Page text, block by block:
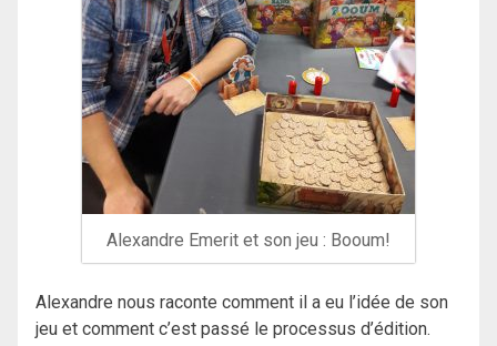
Alexandre Emerit et son jeu : Booum!
Alexandre nous raconte comment il a eu l’idée de son
jeu et comment c’est passé le processus d’édition.